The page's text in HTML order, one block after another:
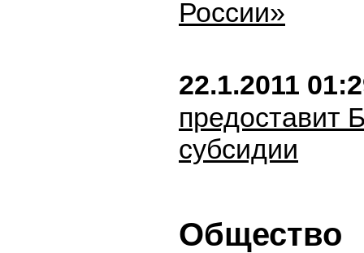
России»
22.1.2011
предоставит
субсидии
Общество